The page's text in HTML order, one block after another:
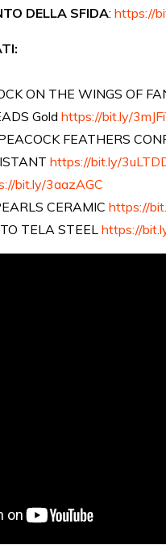
DELLA SFIDA: https://
ON THE WINGS OF
Gold https://bit.ly/
FEATHERS
https://bit.ly/
bit.ly/3aazAGC
CERAMIC https://
TELA STEELhttps://